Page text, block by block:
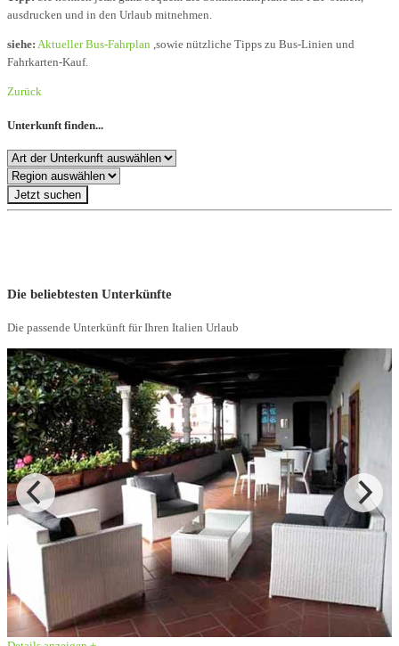
ausdrucken und in den Urlaub mitnehmen.
siehe: Aktueller Bus-Fahrplan ,sowie nützliche Tipps zu Bus-Linien und
Fahrkarten-Kauf.
Zurück
Unterkunft finden...
Jetzt suchen
Die beliebtesten Unterkünfte
Die passende Unterkünft für Ihren Italien Urlaub